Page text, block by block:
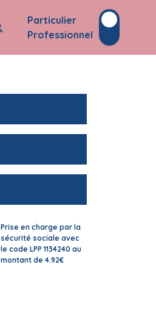
Particulier
Professionnel
Prise en charge par la
sécurité sociale avec
le code LPP 1134240 au
montant de 4.92€